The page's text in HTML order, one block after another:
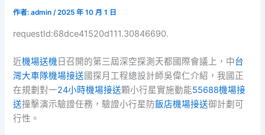
作者:admin/2025 年 10 月 1 日
requestId:68dce41520d111.30846690.
近機場送機 日召開的第三屆深空探測天都國際會議上，中台
灣大車隊機場接送國探月工程總設計師吳偉仁介紹，我國正
在規劃對一24小時機場接送顆小行星實施動能55688機場接
送撞擊演示驗證任務，驗證小行星防飯店機場接送御計劃可
行性。